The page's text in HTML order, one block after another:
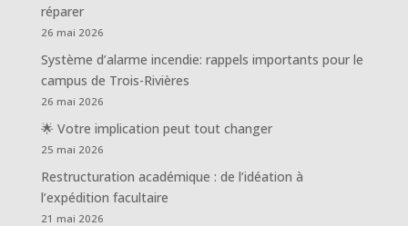
réparer
26 mai 2026
Système d’alarme incendie: rappels importants pour le
campus de Trois-Rivières
26 mai 2026
🌟 Votre implication peut tout changer
25 mai 2026
Restructuration académique : de l’idéation à
l’expédition facultaire
21 mai 2026